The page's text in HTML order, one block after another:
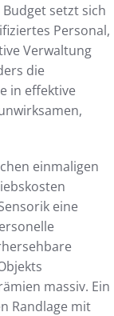
setzt sich
Personal,
Verwaltung
die
in effektive
einmaligen
eine
massiv. Ein
Randlage mit